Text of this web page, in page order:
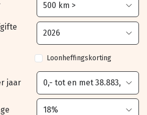
Loonheffingskorting
jaar